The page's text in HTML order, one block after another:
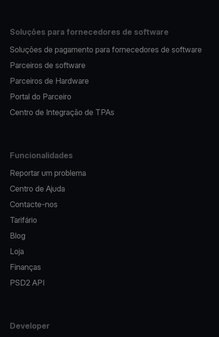
Soluções para fornecedores de software
Soluções de pagamento para fornecedores de software
Parceiros de software
Parceiros de Hardware
Portal do Parceiro
Centro de Integração de TPAs
Funcionalidades
Reportar um problema
Centro de Ajuda
Contacte-nos
Tarifário
Blog
Loja
Finanças
PSD2 API
Developer